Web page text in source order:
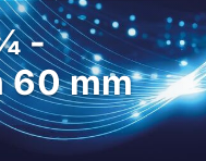
-
60 mm